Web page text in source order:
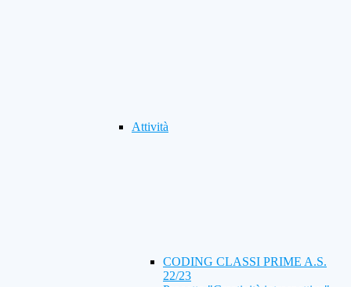
Attività
CODING CLASSI PRIME A.S.
22/23